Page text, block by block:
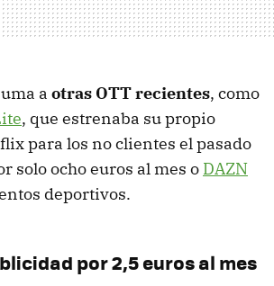
a otras OTT recientes, como
, que estrenaba su propio
para los no clientes el pasado
solo ocho euros al mes o DAZN
deportivos.
por 2,5 euros al mes